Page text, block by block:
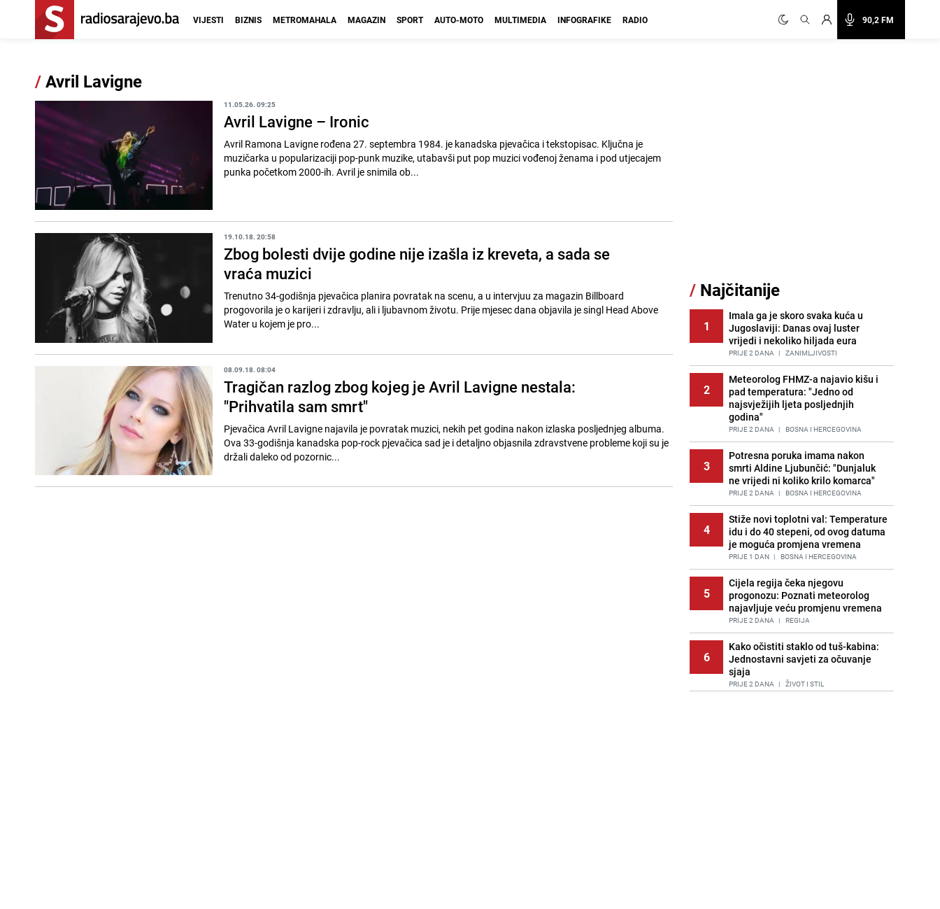
90,2 FM
VIJESTI BIZNIS METROMAHALA MAGAZIN SPORT AUTO-MOTO MULTIMEDIA INFOGRAFIKE RADIO
/Avril Lavigne
11.05.26. 09:25
Avril Lavigne – Ironic
Avril Ramona Lavigne rođena 27. septembra 1984. je kanadska pjevačica i tekstopisac. Ključna je
muzičarka u popularizaciji pop-punk muzike, utabavši put pop muzici vođenoj ženama i pod utjecajem
punka početkom 2000-ih. Avril je snimila ob...
19.10.18. 20:58
Zbog bolesti dvije godine nije izašla iz kreveta, a sada se
vraća muzici
Trenutno 34-godišnja pjevačica planira povratak na scenu, a u intervjuu za magazin Billboard
progovorila je o karijeri i zdravlju, ali i ljubavnom životu. Prije mjesec dana objavila je singl Head Above
Water u kojem je pro...
08.09.18. 08:04
Tragičan razlog zbog kojeg je Avril Lavigne nestala:
"Prihvatila sam smrt"
Pjevačica Avril Lavigne najavila je povratak muzici, nekih pet godina nakon izlaska posljednjeg albuma.
Ova 33-godišnja kanadska pop-rock pjevačica sad je i detaljno objasnila zdravstvene probleme koji su je
držali daleko od pozornic...
/ Najčitanije
1
Imala ga je skoro svaka kuća u
Jugoslaviji: Danas ovaj luster
vrijedi i nekoliko hiljada eura
PRIJE 2 DANA | ZANIMLJIVOSTI
2
Meteorolog FHMZ-a najavio kišu i
pad temperatura: "Jedno od
najsvježijih ljeta posljednjih
godina"
PRIJE 2 DANA | BOSNA I HERCEGOVINA
3
Potresna poruka imama nakon
smrti Aldine Ljubunčić: "Dunjaluk
ne vrijedi ni koliko krilo komarca"
PRIJE 2 DANA | BOSNA I HERCEGOVINA
4
Stiže novi toplotni val: Temperature
idu i do 40 stepeni, od ovog datuma
je moguća promjena vremena
PRIJE 1 DAN | BOSNA I HERCEGOVINA
5
Cijela regija čeka njegovu
progonozu: Poznati meteorolog
najavljuje veću promjenu vremena
PRIJE 2 DANA | REGIJA
6
Kako očistiti staklo od tuš-kabina:
Jednostavni savjeti za očuvanje
sjaja
PRIJE 2 DANA | ŽIVOT I STIL